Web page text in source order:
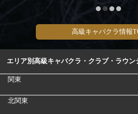
高級キャバクラ情報
エリア別高級キャバクラ・クラブ・ラウン
関東
北関東